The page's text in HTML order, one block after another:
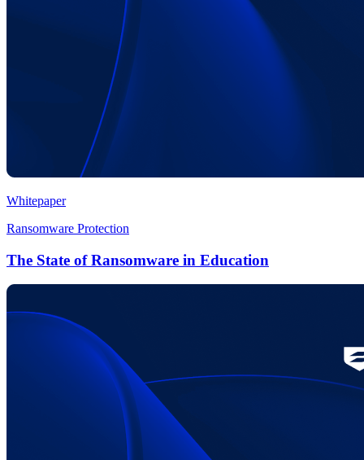
Whitepaper
Ransomware Protection
The State of Ransomware in Education